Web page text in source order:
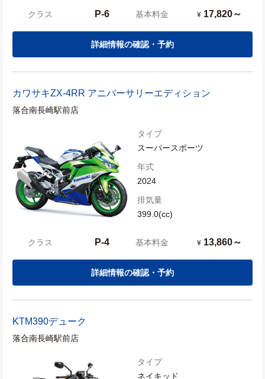
クラス P-6 基本料金 ¥ 17,820～
詳細情報の確認・予約
カワサキZX-4RR アニバーサリーエディション
落合南長崎駅前店
タイプ
スーパースポーツ
年式
2024
排気量
399.0(cc)
クラス P-4 基本料金 ¥ 13,860～
詳細情報の確認・予約
KTM390デューク
落合南長崎駅前店
タイプ
ネイキッド